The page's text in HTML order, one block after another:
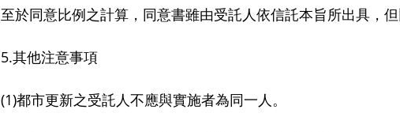
至於同意比例之計算，同意書雖由受託人依信託本旨所出具，但
5.其他注意事項
(1)都市更新之受託人不應與實施者為同一人。